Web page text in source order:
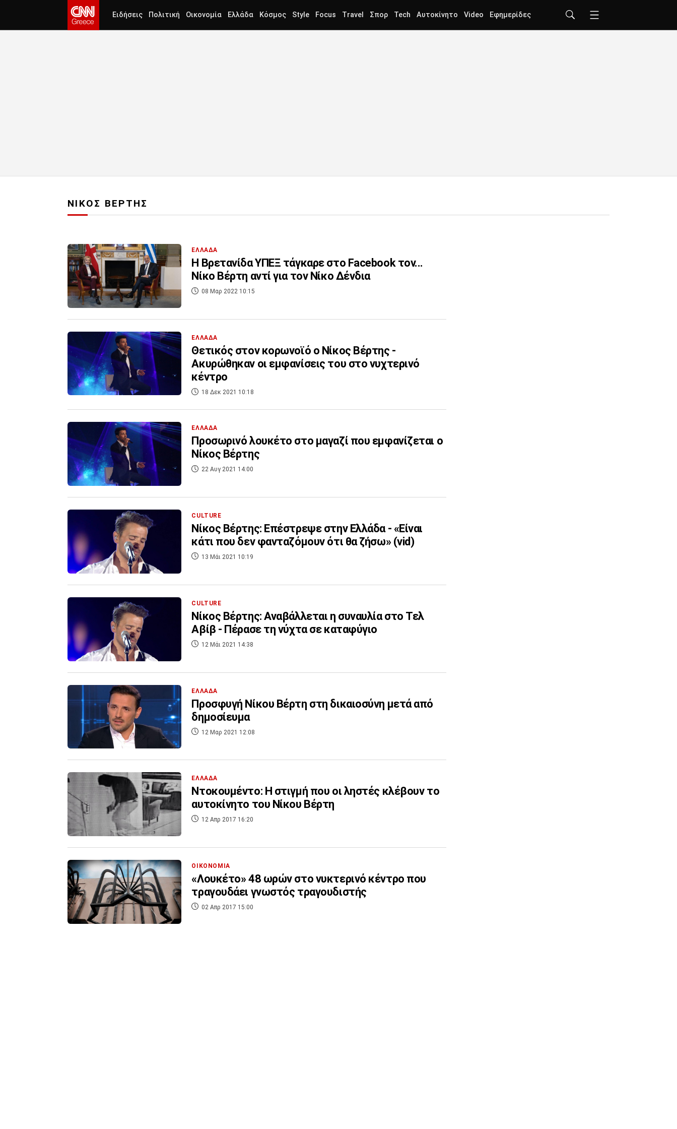
Ειδήσεις Πολιτική Οικονομία Ελλάδα Κόσμος Style Focus Travel Σπορ Tech Αυτοκίνητο Video Εφημερίδες
ΝΙΚΟΣ ΒΕΡΤΗΣ
ΕΛΛΑΔΑ
Η Βρετανίδα ΥΠΕΞ τάγκαρε στο Facebook τον...
Νίκο Βέρτη αντί για τον Νίκο Δένδια
08 Μαρ 2022 10:15
ΕΛΛΑΔΑ
Θετικός στον κορωνοϊό ο Νίκος Βέρτης -
Ακυρώθηκαν οι εμφανίσεις του στο νυχτερινό
κέντρο
18 Δεκ 2021 10:18
ΕΛΛΑΔΑ
Προσωρινό λουκέτο στο μαγαζί που εμφανίζεται ο
Νίκος Βέρτης
22 Αυγ 2021 14:00
CULTURE
Νίκος Βέρτης: Επέστρεψε στην Ελλάδα - «Είναι
κάτι που δεν φανταζόμουν ότι θα ζήσω» (vid)
13 Μάι 2021 10:19
CULTURE
Νίκος Βέρτης: Αναβάλλεται η συναυλία στο Τελ
Αβίβ - Πέρασε τη νύχτα σε καταφύγιο
12 Μάι 2021 14:38
ΕΛΛΑΔΑ
Προσφυγή Νίκου Βέρτη στη δικαιοσύνη μετά από
δημοσίευμα
12 Μαρ 2021 12:08
ΕΛΛΑΔΑ
Ντοκουμέντο: Η στιγμή που οι ληστές κλέβουν το
αυτοκίνητο του Νίκου Βέρτη
12 Απρ 2017 16:20
ΟΙΚΟΝΟΜΙΑ
«Λουκέτο» 48 ωρών στο νυκτερινό κέντρο που
τραγουδάει γνωστός τραγουδιστής
02 Απρ 2017 15:00